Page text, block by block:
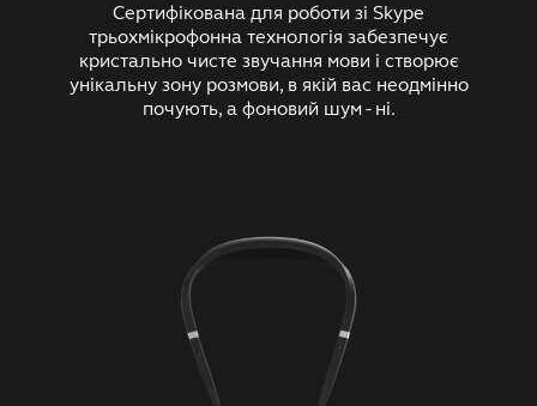
Сертифікована для роботи зі Skype
трьохмікрофонна технологія забезпечує
кристально чисте звучання мови і створює
унікальну зону розмови, в якій вас неодмінно
почують, а фоновий шум - ні.